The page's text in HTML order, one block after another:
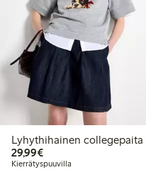
Lyhythihainen collegepaita
29,99€29,99 €
Kierrätyspuuvilla